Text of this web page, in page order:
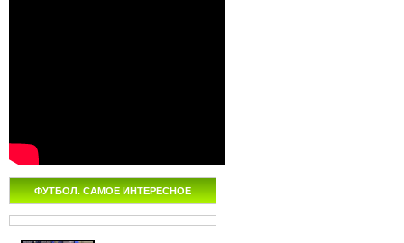
ФУТБОЛ. САМОЕ ИНТЕРЕСНОЕ